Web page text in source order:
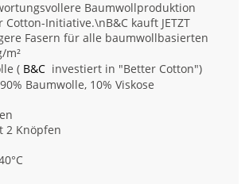
Baumwollproduktion
Initiative.\nB&C kauft JETZT
Fasern für alle baumwollbasierten
m²
( B&C investiert in "Better Cotton")
Baumwolle, 10% Viskose
2 Knöpfen